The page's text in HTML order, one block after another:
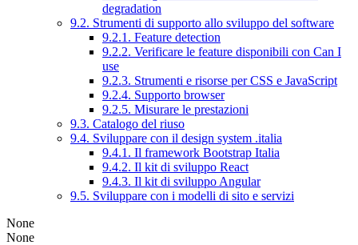
degradation
9.2. Strumenti di supporto allo sviluppo del software
9.2.1. Feature detection
9.2.2. Verificare le feature disponibili con Can I
use
9.2.3. Strumenti e risorse per CSS e JavaScript
9.2.4. Supporto browser
9.2.5. Misurare le prestazioni
9.3. Catalogo del riuso
9.4. Sviluppare con il design system .italia
9.4.1. Il framework Bootstrap Italia
9.4.2. Il kit di sviluppo React
9.4.3. Il kit di sviluppo Angular
9.5. Sviluppare con i modelli di sito e servizi
None
None